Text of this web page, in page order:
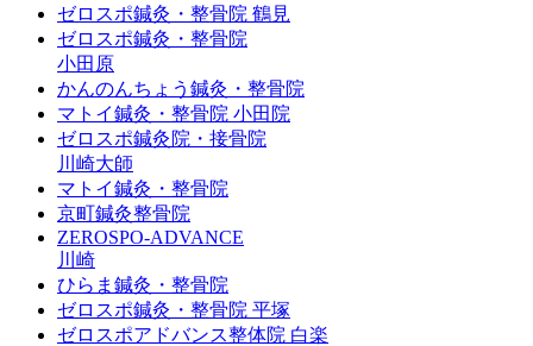
ゼロスポ鍼灸・整骨院 鶴見
ゼロスポ鍼灸・整骨院
小田原
かんのんちょう鍼灸・整骨院
マトイ鍼灸・整骨院 小田院
ゼロスポ鍼灸院・接骨院
川崎大師
マトイ鍼灸・整骨院
京町鍼灸整骨院
ZEROSPO-ADVANCE
川崎
ひらま鍼灸・整骨院
ゼロスポ鍼灸・整骨院 平塚
ゼロスポアドバンス整体院 白楽